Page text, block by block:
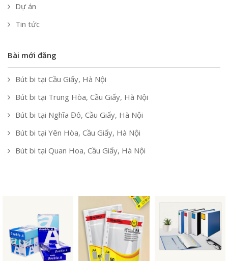
Dự án
Tin tức
Bài mới đăng
Bút bi tại Cầu Giấy, Hà Nội
Bút bi tại Trung Hòa, Cầu Giấy, Hà Nội
Bút bi tại Nghĩa Đô, Cầu Giấy, Hà Nội
Bút bi tại Yên Hòa, Cầu Giấy, Hà Nội
Bút bi tại Quan Hoa, Cầu Giấy, Hà Nội